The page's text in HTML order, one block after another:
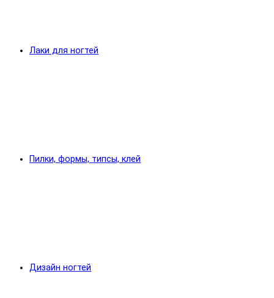
Лаки для ногтей
Пилки, формы, типсы, клей
Дизайн ногтей